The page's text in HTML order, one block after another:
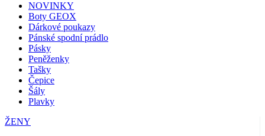
NOVINKY
Boty GEOX
Dárkové poukazy
Pánské spodní prádlo
Pásky
Peněženky
Tašky
Čepice
Šály
Plavky
ŽENY